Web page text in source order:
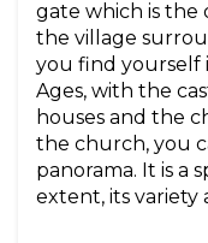
gate which is the
the village
you find yourself
Ages, with the
houses and the
the church, you
panorama. It is a
extent, its variety